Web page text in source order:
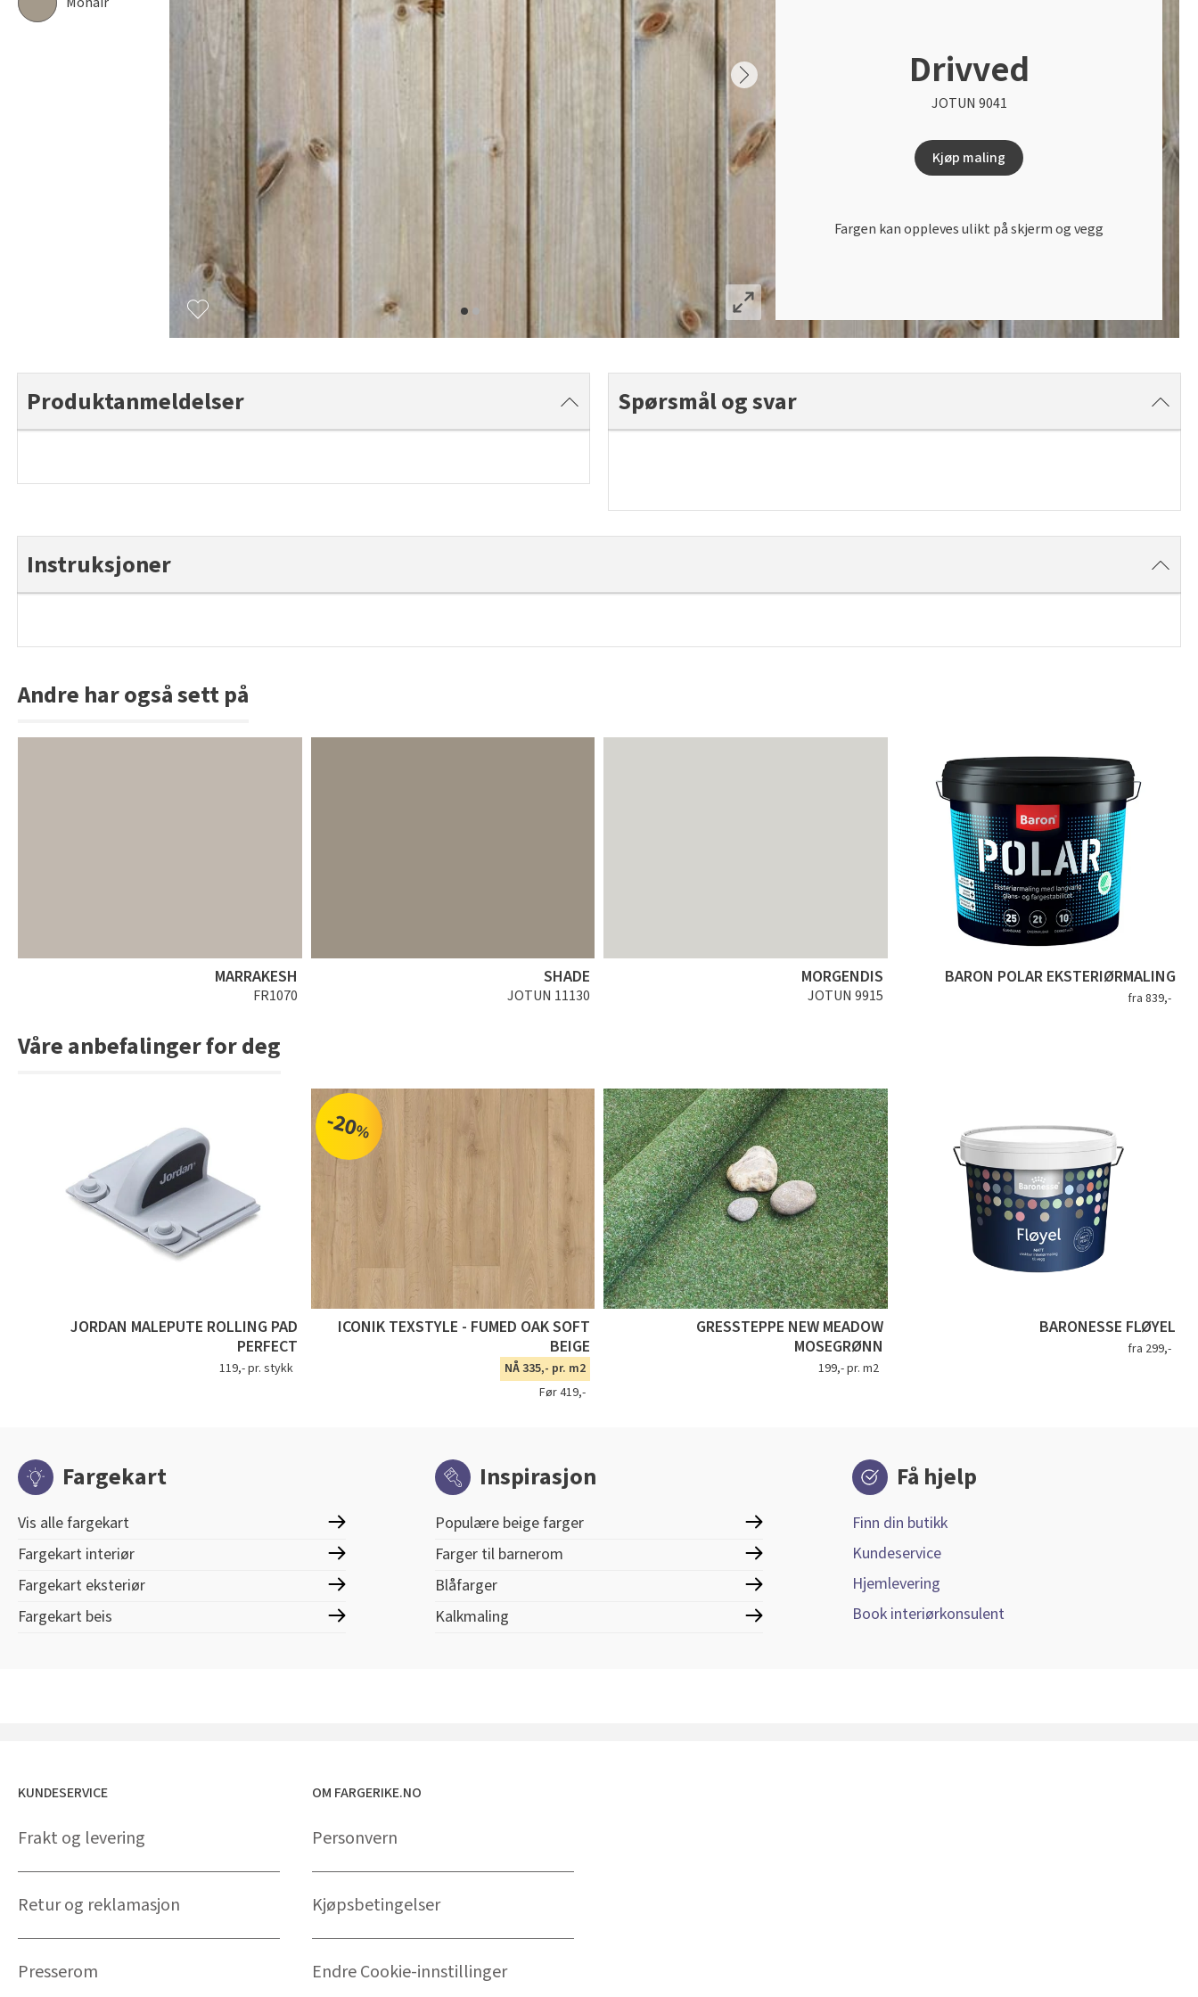
Drivved
JOTUN 9041
Kjøp maling
Fargen kan oppleves ulikt på skjerm og vegg
Produktanmeldelser Spørsmål og svar
Instruksjoner
Andre har også sett på
MARRAKESH
FR1070
SHADE
JOTUN 11130
MORGENDIS
JOTUN 9915
BARON POLAR EKSTERIØRMALING
fra 839,-
Våre anbefalinger for deg
JORDAN MALEPUTE ROLLING PAD
PERFECT
119,- pr. stykk
-20%
ICONIK TEXSTYLE - FUMED OAK SOFT
BEIGE
NÅ 335,- pr. m2
Før 419,-
GRESSTEPPE NEW MEADOW
MOSEGRØNN
199,- pr. m2
BARONESSE FLØYEL
fra 299,-
Fargekart
Vis alle fargekart
Fargekart interiør
Fargekart eksteriør
Fargekart beis
Inspirasjon
Populære beige farger
Farger til barnerom
Blåfarger
Kalkmaling
Få hjelp
Finn din butikk
Kundeservice
Hjemlevering
Book interiørkonsulent
KUNDESERVICE
Frakt og levering
Retur og reklamasjon
Presserom
OM FARGERIKE.NO
Personvern
Kjøpsbetingelser
Endre Cookie-innstillinger